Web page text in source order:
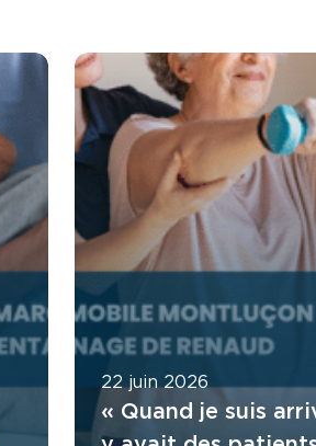
22 juin 2026
« Quand je suis